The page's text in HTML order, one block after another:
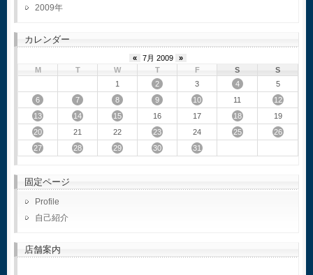
2009
カレンダー
« 7月 2009
»
M
T W T F S
S
1
2 3 4
5
6
7 8 9 10 11
12
13
14 15 16 17 18
19
20
21 22 23 24 25
26
27
28 29 30 31
固定ページ
Profile
自己紹介
店舗案内